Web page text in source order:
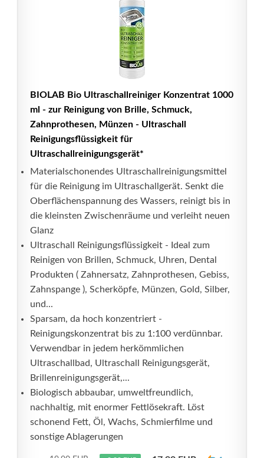
BIOLAB Bio Ultraschallreiniger Konzentrat 1000
ml - zur Reinigung von Brille, Schmuck,
Zahnprothesen, Münzen - Ultraschall
Reinigungsflüssigkeit für
Ultraschallreinigungsgerät*
Materialschonendes Ultraschallreinigungsmittel
für die Reinigung im Ultraschallgerät. Senkt die
Oberflächenspannung des Wassers, reinigt bis in
die kleinsten Zwischenräume und verleiht neuen
Glanz
Ultraschall Reinigungsflüssigkeit - Ideal zum
Reinigen von Brillen, Schmuck, Uhren, Dental
Produkten ( Zahnersatz, Zahnprothesen, Gebiss,
Zahnspange ), Scherköpfe, Münzen, Gold, Silber,
und...
Sparsam, da hoch konzentriert -
Reinigungskonzentrat bis zu 1:100 verdünnbar.
Verwendbar in jedem herkömmlichen
Ultraschallbad, Ultraschall Reinigungsgerät,
Brillenreinigungsgerät,...
Biologisch abbaubar, umweltfreundlich,
nachhaltig, mit enormer Fettlösekraft. Löst
schonend Fett, Öl, Wachs, Schmierfilme und
sonstige Ablagerungen